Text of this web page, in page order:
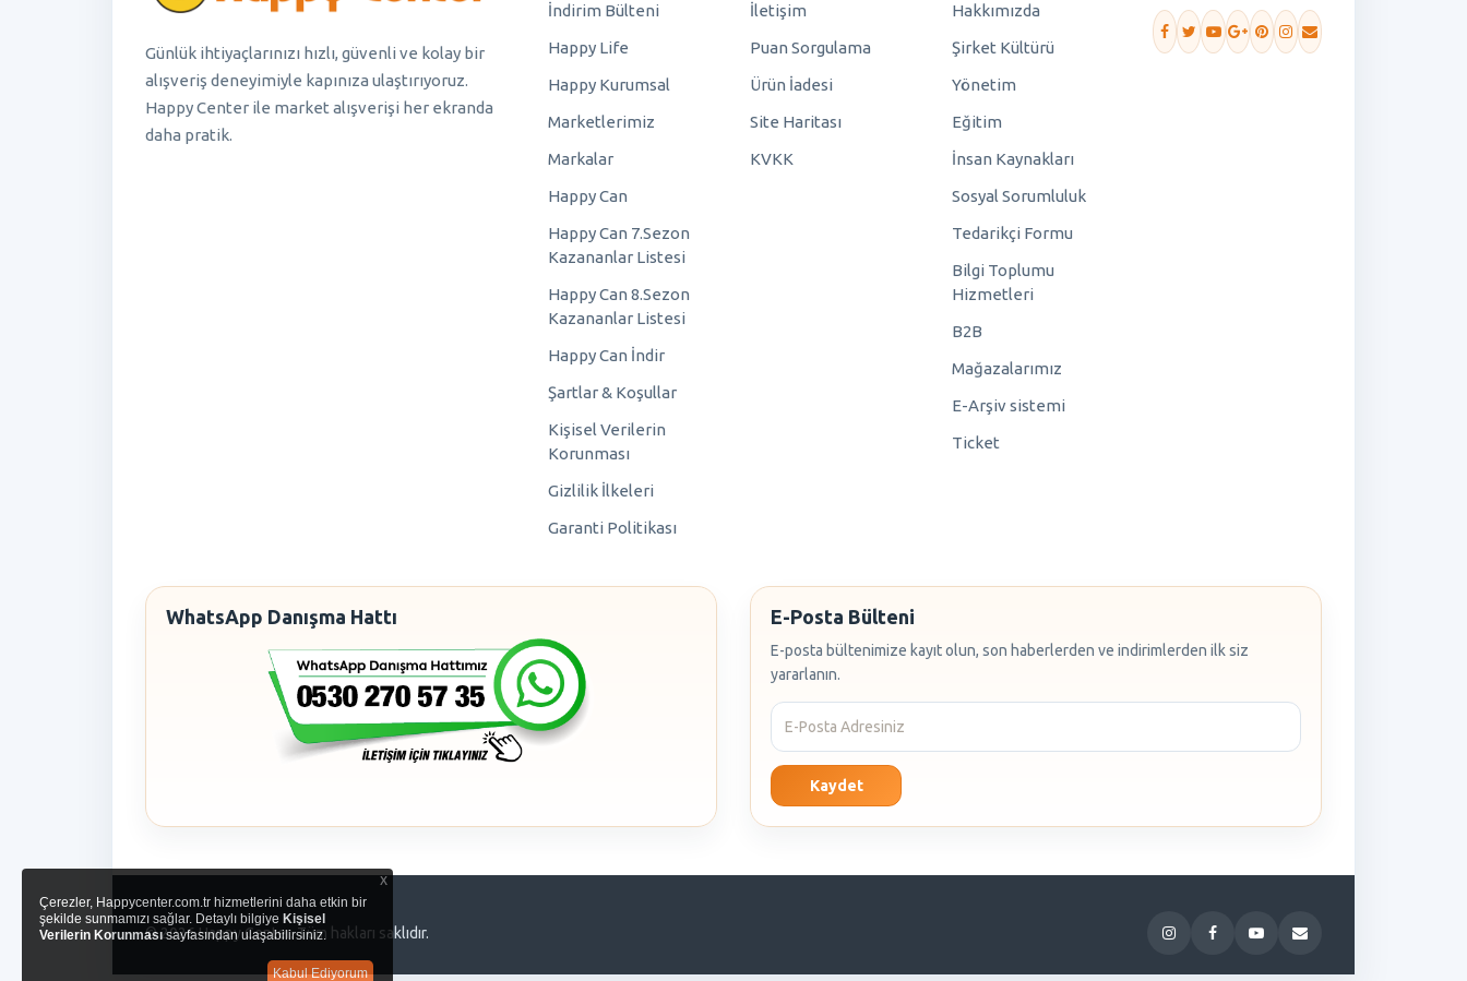
Günlük ihtiyaçlarınızı hızlı, güvenli ve kolay bir
alışveriş deneyimiyle kapınıza ulaştırıyoruz.
Happy Center ile market alışverişi her ekranda
daha pratik.
İndirim Bülteni
Happy Life
Happy Kurumsal
Marketlerimiz
Markalar
Happy Can
Happy Can 7.Sezon
Kazananlar Listesi
Happy Can 8.Sezon
Kazananlar Listesi
Happy Can İndir
Şartlar & Koşullar
Kişisel Verilerin
Korunması
Gizlilik İlkeleri
Garanti Politikası
İletişim
Puan Sorgulama
Ürün İadesi
Site Haritası
KVKK
Hakkımızda
Şirket Kültürü
Yönetim
Eğitim
İnsan Kaynakları
Sosyal Sorumluluk
Tedarikçi Formu
Bilgi Toplumu
Hizmetleri
B2B
Mağazalarımız
E-Arşiv sistemi
Ticket
WhatsApp Danışma Hattı E-Posta Bülteni
E-posta bültenimize kayıt olun, son haberlerden ve indirimlerden ilk siz
yararlanın.
Kaydet
© 2026 Happy Center. Tüm hakları saklıdır.
x
Çerezler, Happycenter.com.tr hizmetlerini daha etkin bir
şekilde sunmamızı sağlar. Detaylı bilgiye Kişisel
Verilerin Korunmasısayfasından ulaşabilirsiniz.
Kabul Ediyorum